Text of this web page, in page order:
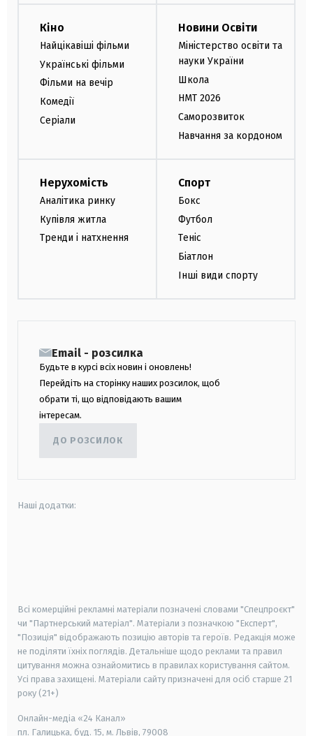
Кіно
Найцікавіші фільми
Українські фільми
Фільми на вечір
Комедії
Серіали
Новини Освіти
Міністерство освіти та
науки України
Школа
НМТ 2026
Саморозвиток
Навчання за кордоном
Нерухомість
Аналітика ринку
Купівля житла
Тренди і натхнення
Спорт
Бокс
Футбол
Теніс
Біатлон
Інші види спорту
Email - розсилка
Будьте в курсі всіх новин і оновлень!
Перейдіть на сторінку наших розсилок, щоб
обрати ті, що відповідають вашим
інтересам.
ДО РОЗСИЛОК
Наші додатки:
Всі комерційні рекламні матеріали позначені словами "Спецпроєкт"
чи "Партнерський матеріал". Матеріали з позначкою "Експерт",
"Позиція" відображають позицію авторів та героїв. Редакція може
не поділяти їхніх поглядів. Детальніше щодо реклами та правил
цитування можна ознайомитись в правилах користування сайтом.
Усі права захищені. Матеріали сайту призначені для осіб старше 21
року (21+)
Онлайн-медіа «24 Канал»
пл. Галицька, буд. 15, м. Львів, 79008